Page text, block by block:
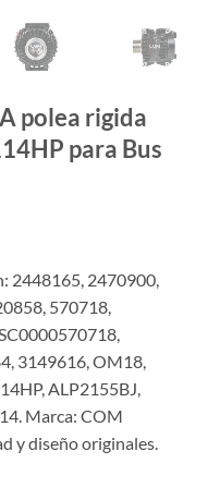
polea rigida
para Bus
2448165, 2470900,
570718,
3149616, OM18,
ALP2155BJ,
Marca: COM
y diseño originales.